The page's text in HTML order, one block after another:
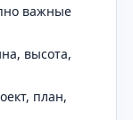
важные
высота,
план,